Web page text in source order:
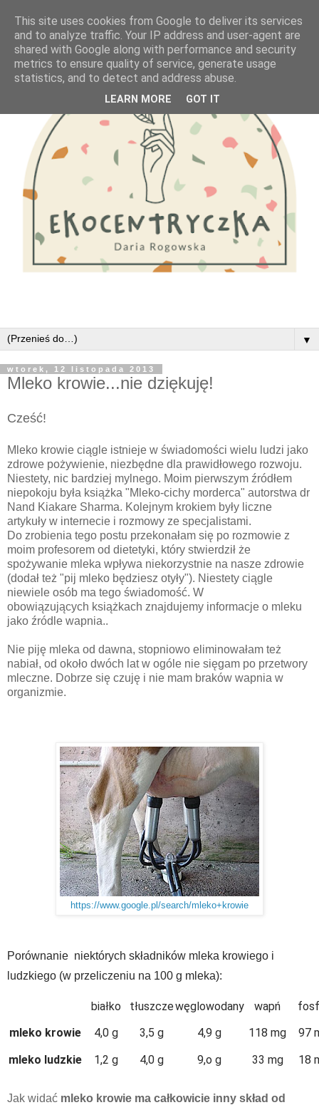
▼
wtorek, 12 listopada 2013
Mleko krowie...nie dziękuję!
Cześć!
Mleko krowie ciągle istnieje w świadomości wielu ludzi jako
zdrowe pożywienie, niezbędne dla prawidłowego rozwoju.
Niestety, nic bardziej mylnego. Moim pierwszym źródłem
niepokoju była książka "Mleko-cichy morderca" autorstwa dr
Nand Kiakare Sharma. Kolejnym krokiem były liczne
artykuły w internecie i rozmowy ze specjalistami.
Do zrobienia tego postu przekonałam się po rozmowie z
moim profesorem od dietetyki, który stwierdził że
spożywanie mleka wpływa niekorzystnie na nasze zdrowie
(dodał też "pij mleko będziesz otyły"). Niestety ciągle
niewiele osób ma tego świadomość. W
obowiązujących książkach znajdujemy informacje o mleku
jako źródle wapnia..
Nie piję mleka od dawna, stopniowo eliminowałam też
nabiał, od około dwóch lat w ogóle nie sięgam po przetwory
mleczne. Dobrze się czuję i nie mam braków wapnia w
organizmie.
https://www.google.pl/search/mleko+krowie
Porównanie niektórych składników mleka krowiego i
ludzkiego (w przeliczeniu na 100 g mleka):
białko tłuszczewęglowodany wapń
mleko krowie
4,0 g 3,5 g 4,9 g 118 mg
97
mleko ludzkie
1,2 g 4,0 g 9,o g 33 mg 18
Jak widać mleko krowie ma całkowicie inny skład od
This site uses cookies from Google to deliver its services
and to analyze traffic. Your IP address and user-agent are
shared with Google along with performance and security
metrics to ensure quality of service, generate usage
statistics, and to detect and address abuse.
LEARN MORE GOT IT